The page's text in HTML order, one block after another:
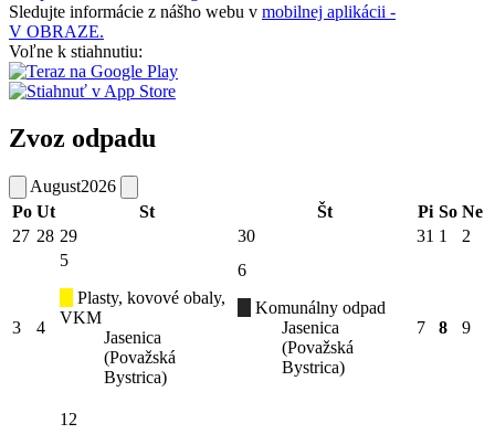
Sledujte informácie z nášho webu v mobilnej aplikácii -
V OBRAZE.
Voľne k stiahnutiu:
Zvoz odpadu
August2026
Po Ut St Št Pi So Ne
27 28 29 30 31 1 2
3 4
5
Plasty, kovové obaly,
VKM
Jasenica
(Považská
Bystrica)
6
Komunálny odpad
Jasenica
(Považská
Bystrica)
7 8 9
12